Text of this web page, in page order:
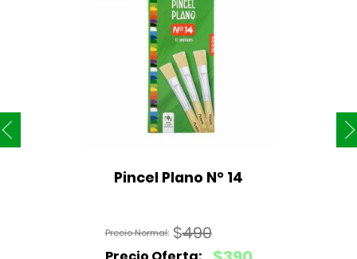
Pincel Plano N° 14
$490
El